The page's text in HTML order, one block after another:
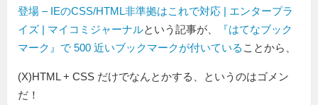
登場 – IEのCSS/HTML非準拠はこれで対応 | エンタープラ
イズ | マイコミジャーナルという記事が、
『はてなブック
マーク』で 500 近いブックマークが付いている ことから、
(X)HTML + CSS だけでなんとかする、というのはゴメン
だ！